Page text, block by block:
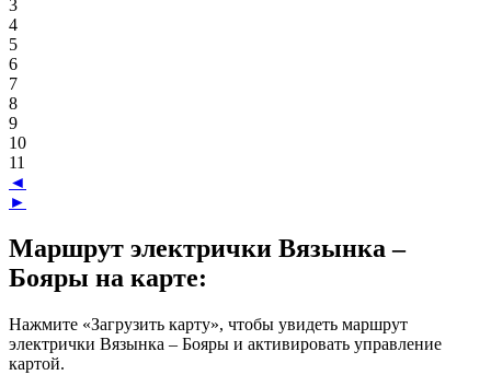
3
4
5
6
7
8
9
10
11
◄
►
Маршрут электрички Вязынка –
Бояры на карте:
Нажмите «Загрузить карту», чтобы увидеть маршрут
электрички Вязынка – Бояры и активировать управление
картой.